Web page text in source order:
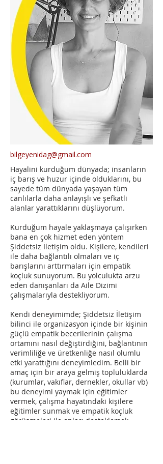
bilgeyenidag@gmail.com
Hayalini kurduğum dünyada; insanların
iç barış ve huzur içinde olduklarını, bu
sayede tüm dünyada yaşayan tüm
canlılarla daha anlayışlı ve şefkatli
alanlar yarattıklarını düşlüyorum.
Kurduğum hayale yaklaşmaya çalışırken
bana en çok hizmet eden yöntem
Şiddetsiz İletişim oldu. Kişilere, kendileri
ile daha bağlantılı olmaları ve iç
barışlarını arttırmaları için empatik
koçluk sunuyorum. Bu yolculukta arzu
eden danışanları da Aile Dizimi
çalışmalarıyla destekliyorum.
Kendi deneyimimde; Şiddetsiz İletişim
bilinci ile organizasyon içinde bir kişinin
güçlü empatik becerilerinin çalışma
ortamını nasıl değiştirdiğini, bağlantının
verimliliğe ve üretkenliğe nasıl olumlu
etki yarattığını deneyimledim. Belli bir
amaç için bir araya gelmiş topluluklarda
(kurumlar, vakıflar, dernekler, okullar vb)
bu deneyimi yaymak için eğitimler
vermek, çalışma hayatındaki kişilere
eğitimler sunmak ve empatik koçluk
görüşmeleri ile onları desteklemek